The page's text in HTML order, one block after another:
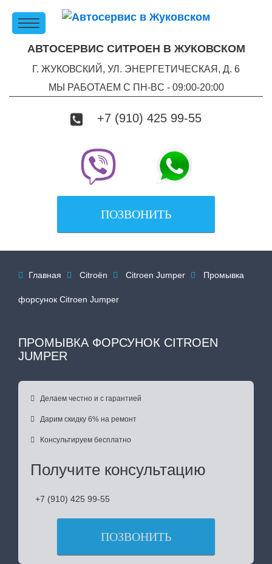
АВТОСЕРВИС СИТРОЕН В ЖУКОВСКОМ
Г. ЖУКОВСКИЙ, УЛ. ЭНЕРГЕТИЧЕСКАЯ, Д. 6
МЫ РАБОТАЕМ С ПН-ВC - 09:00-20:00
+7 (910) 425 99-55
ПОЗВОНИТЬ
 Главная  Citroën  Citroen Jumper  Промывка
форсунок Citroen Jumper
ПРОМЫВКА ФОРСУНОК CITROEN
JUMPER
 Делаем честно и с гарантией
 Дарим скидку 6% на ремонт
 Консультируем бесплатно
Получите консультацию
+7 (910) 425 99-55
ПОЗВОНИТЬ